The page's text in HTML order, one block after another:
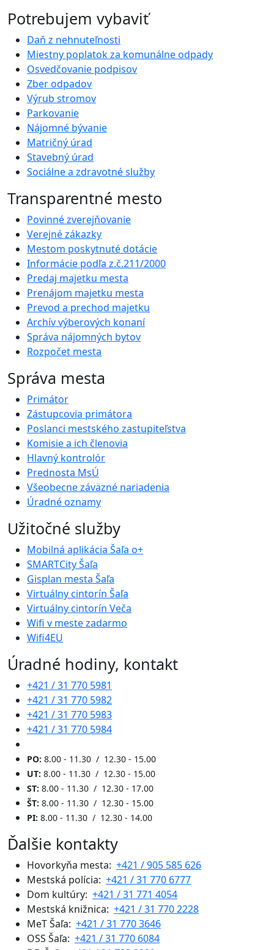
Potrebujem vybaviť
Daň z nehnuteľnosti
Miestny poplatok za komunálne odpady
Osvedčovanie podpisov
Zber odpadov
Výrub stromov
Parkovanie
Nájomné bývanie
Matričný úrad
Stavebný úrad
Sociálne a zdravotné služby
Transparentné mesto
Povinné zverejňovanie
Verejné zákazky
Mestom poskytnuté dotácie
Informácie podľa z.č.211/2000
Predaj majetku mesta
Prenájom majetku mesta
Prevod a prechod majetku
Archív výberových konaní
Správa nájomných bytov
Rozpočet mesta
Správa mesta
Primátor
Zástupcovia primátora
Poslanci mestského zastupiteľstva
Komisie a ich členovia
Hlavný kontrolór
Prednosta MsÚ
Všeobecne záväzné nariadenia
Úradné oznamy
Užitočné služby
Mobilná aplikácia Šaľa o+
SMARTCity Šaľa
Gisplan mesta Šaľa
Virtuálny cintorín Šaľa
Virtuálny cintorín Veča
Wifi v meste zadarmo
Wifi4EU
Úradné hodiny, kontakt
+421 / 31 770 5981
+421 / 31 770 5982
+421 / 31 770 5983
+421 / 31 770 5984
PO: 8.00 - 11.30 / 12.30 - 15.00
UT: 8.00 - 11.30 / 12.30 - 15.00
ST: 8.00 - 11.30 / 12.30 - 17.00
ŠT: 8.00 - 11.30 / 12.30 - 15.00
PI: 8.00 - 11.30 / 12.30 - 14.00
Ďalšie kontakty
Hovorkyňa mesta: +421 / 905 585 626
Mestská polícia: +421 / 31 770 6777
Dom kultúry: +421 / 31 771 4054
Mestská knižnica: +421 / 31 770 2228
MeT Šaľa: +421 / 31 770 3646
OSS Šaľa: +421 / 31 770 6084